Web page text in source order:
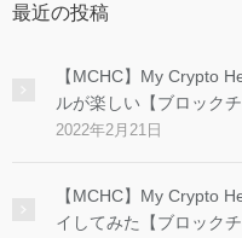
最近の投稿
【MCHC】My Crypto
ルが楽しい【ブロック
2022年2月21日
【MCHC】My Crypto
イしてみた【ブロック